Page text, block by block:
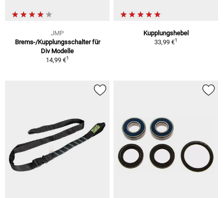
JMP
Brems-/Kupplungsschalter für
Div Modelle
14,99 €1
Kupplungshebel
33,99 €1